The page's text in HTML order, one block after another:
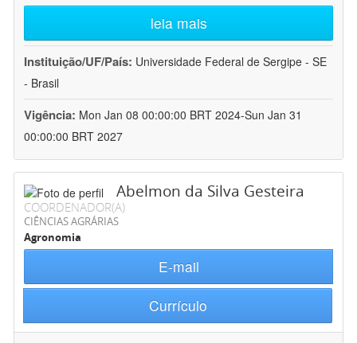
leia mais
Instituição/UF/País: Universidade Federal de Sergipe - SE
- Brasil
Vigência: Mon Jan 08 00:00:00 BRT 2024-Sun Jan 31
00:00:00 BRT 2027
Abelmon da Silva Gesteira
COORDENADOR(A)
CIÊNCIAS AGRÁRIAS
Agronomia
E-mail
Currículo